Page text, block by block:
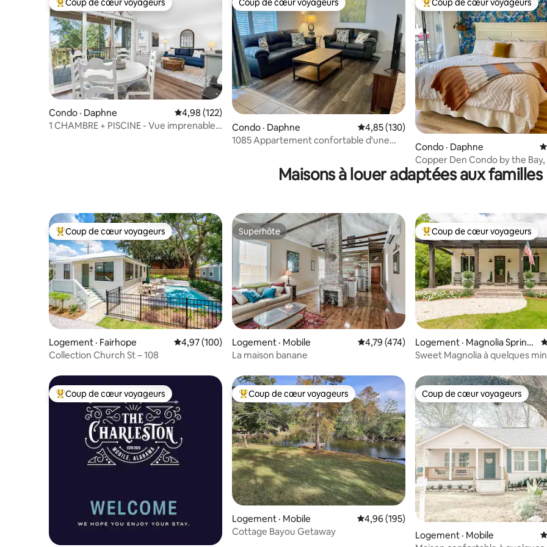
Coup de cœur voyageurs parmi les plus aimés
Coup de cœur voyageurs
Condo · Daphne Note moyenne de 4,98 sur 5, 122 commentaires
4,98 (122)
1 CHAMBRE + PISCINE - Vue imprenable
Coup de cœur voyageurs
Coup de cœur voyageurs
Condo · Daphne Note moyenne de 4,85 sur 5, 130
4,85 (130)
1085 Appartement confortable d'une
Coup de cœur voyageurs
Coup de cœur voyageurs
Condo · Daphne
Copper Den Condo by the
chic et confortable
Maisons à louer adaptées aux familles
Coup de cœur voyageurs parmi les plus aimés
Coup de cœur voyageurs
Logement · Fairhope Note moyenne de 4,97 sur 5, 100 commentaires
4,97 (100)
Collection Church St – 108
Superhôte
Superhôte
Logement · Mobile Note moyenne de 4,79 sur 5, 474
4,79 (474)
La maison banane
Coup de cœur voyageurs
Coup de cœur voyageurs
Logement · Magnolia Spring
s
Sweet Magnolia à quelques
Coup de cœur voyageurs parmi les plus aimés
Coup de cœur voyageurs Coup de cœur voyageurs parmi les plus aimés
Coup de cœur voyageurs
Logement · Mobile Note moyenne de 4,96 sur 5, 195
4,96 (195)
Cottage Bayou Getaway
Coup de cœur voyageurs
Coup de cœur voyageurs
Logement · Mobile